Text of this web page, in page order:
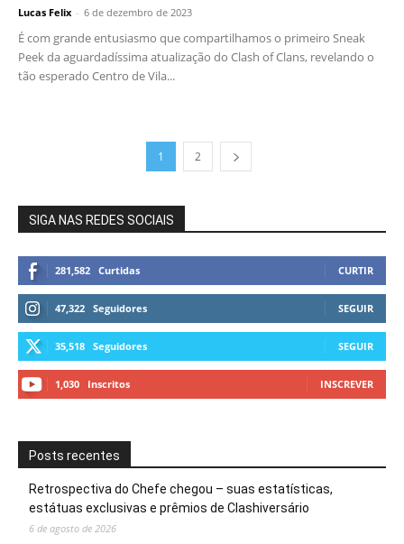
Lucas Felix - 6 de dezembro de 2023
É com grande entusiasmo que compartilhamos o primeiro Sneak
Peek da aguardadíssima atualização do Clash of Clans, revelando o
tão esperado Centro de Vila...
1 2
SIGA NAS REDES SOCIAIS
281,582 Curtidas CURTIR
47,322 Seguidores SEGUIR
35,518 Seguidores SEGUIR
1,030 Inscritos INSCREVER
Posts recentes
Retrospectiva do Chefe chegou – suas estatísticas,
estátuas exclusivas e prêmios de Clashiversário
6 de agosto de 2026